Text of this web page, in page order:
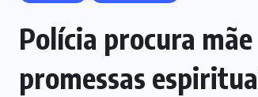
Polícia procura
promessas